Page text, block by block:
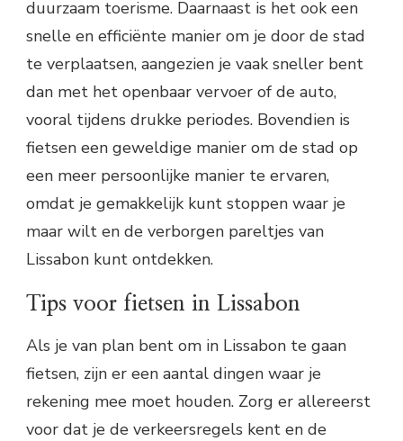
duurzaam toerisme. Daarnaast is het ook een
snelle en efficiënte manier om je door de stad
te verplaatsen, aangezien je vaak sneller bent
dan met het openbaar vervoer of de auto,
vooral tijdens drukke periodes. Bovendien is
fietsen een geweldige manier om de stad op
een meer persoonlijke manier te ervaren,
omdat je gemakkelijk kunt stoppen waar je
maar wilt en de verborgen pareltjes van
Lissabon kunt ontdekken.
Tips voor fietsen in Lissabon
Als je van plan bent om in Lissabon te gaan
fietsen, zijn er een aantal dingen waar je
rekening mee moet houden. Zorg er allereerst
voor dat je de verkeersregels kent en de